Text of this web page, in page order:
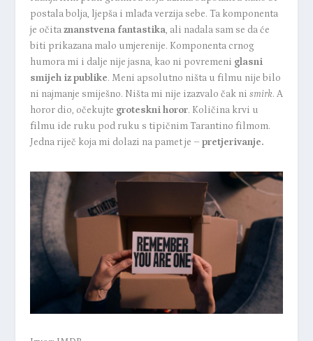
postala bolja, ljepša i mlađa verzija sebe. Ta komponenta
je očitaznanstvena fantastika, ali nadala sam se da će
biti prikazana malo umjerenije. Komponenta crnog
humora mi i dalje nije jasna, kao ni povremeni glasni
smijeh iz publike. Meni apsolutno ništa u filmu nije bilo
ni najmanje smiješno. Ništa mi nije izazvalo čak ni smirk. A
horor dio, očekujte groteskni horor. Količina krvi u
filmu ide ruku pod ruku s tipičnim Tarantino filmom.
Jedna riječ koja mi dolazi na pamet je – pretjerivanje.